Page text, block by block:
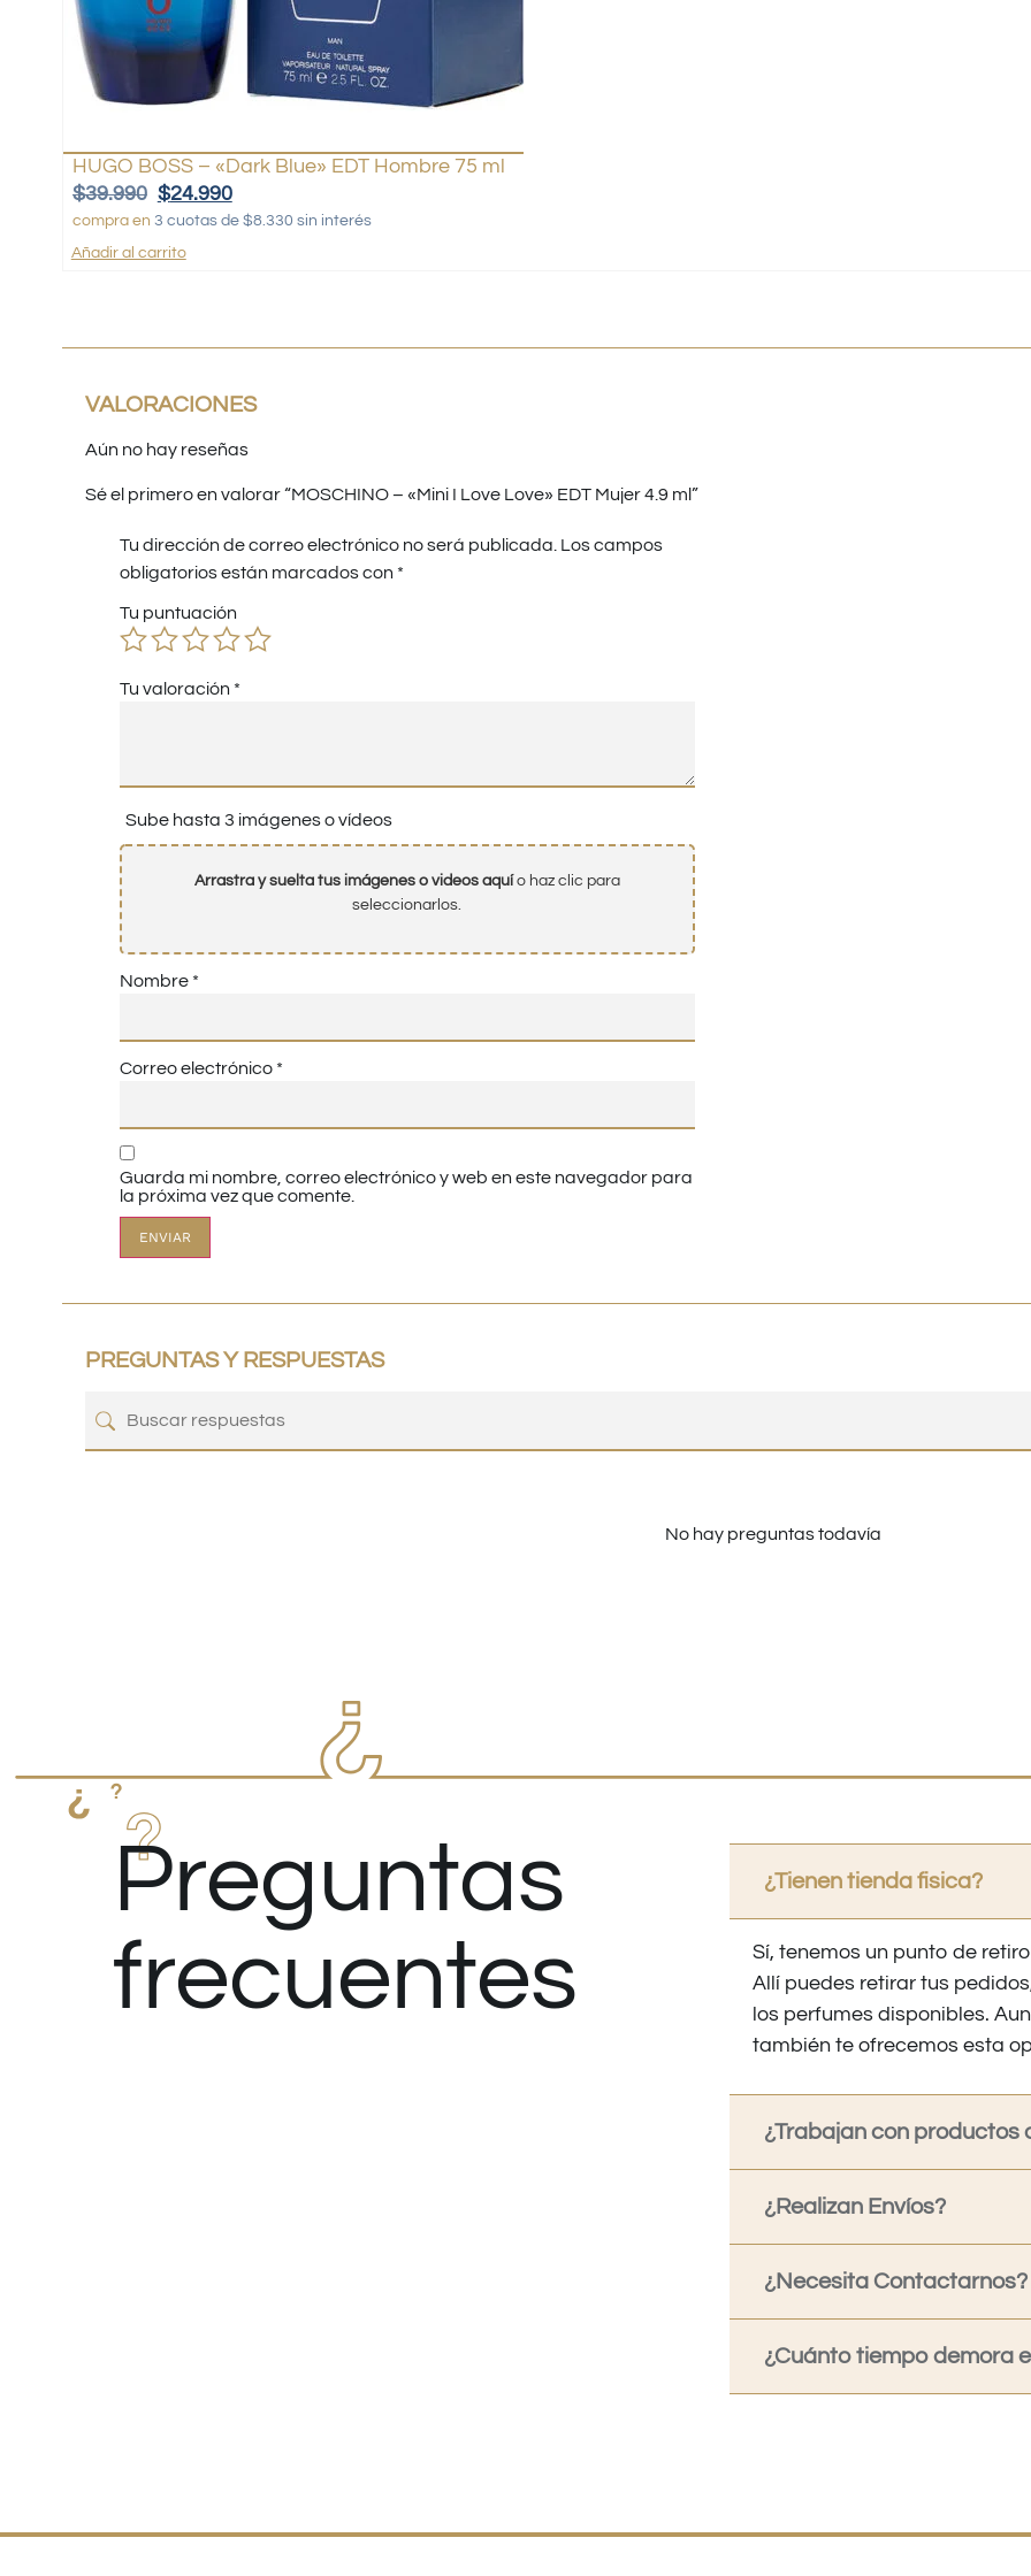
HUGO BOSS – «Dark Blue» EDT Hombre 75 ml
$39.990 $24.990
compra en 3 cuotas de $8.330 sin interés
Añadir al carrito
VALORACIONES
Aún no hay reseñas
Sé el primero en valorar “MOSCHINO – «Mini I Love Love» EDT Mujer 4.9 ml”
Tu dirección de correo electrónico no será publicada. Los campos
obligatorios están marcados con *
Tu puntuación
Tu valoración *
Sube hasta 3 imágenes o vídeos
Arrastra y suelta tus imágenes o videos aquío haz clic para
seleccionarlos.
Nombre *
Correo electrónico *
Guarda mi nombre, correo electrónico y web en este navegador para
la próxima vez que comente.
PREGUNTAS Y RESPUESTAS
No hay preguntas todavía
Preguntas
frecuentes
¿Tienen tienda fisica?
Sí, tenemos un punto de
Allí puedes retirar tus
los perfumes disponibles.
también te ofrecemos esta
¿Trabajan con productos
¿Realizan Envíos?
¿Necesita Contactarnos?
¿Cuánto tiempo demora